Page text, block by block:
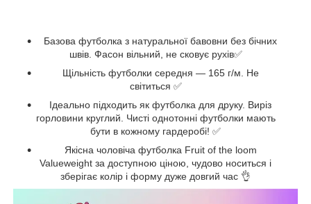
Базова футболка з натуральної бавовни без бічних
швів. Фасон вільний, не сковує рухів✅
Щільність футболки середня — 165 г/м. Не
світиться ✅
Ідеально підходить як футболка для друку. Виріз
горловини круглий. Чисті однотонні футболки мають
бути в кожному гардеробі! ✅
Якісна чоловіча футболка Fruit of the loom
Valueweight за доступною ціною, чудово носиться і
зберігає колір і форму дуже довгий час 👌